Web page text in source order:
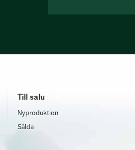
Till salu
Nyproduktion
Sålda